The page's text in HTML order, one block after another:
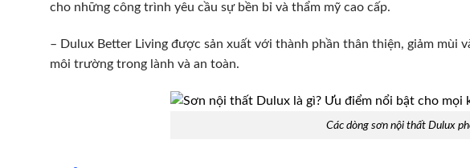
cho những công trình yêu cầu sự bền bỉ và thẩm mỹ cao cấp.
– Dulux Better Living được sản xuất với thành phần thân thiện, giảm mùi
môi trường trong lành và an toàn.
Các dòng sơn nội thất Dulux